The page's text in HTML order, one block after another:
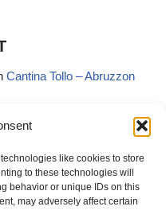
like cookies to store
to these technologies will
behavior or unique IDs on this
may adversely affect certain
Cantina Tollo – Abruzzon
Tollo – Abruzzon viinien
Ezquerro Vino de
Ezquerro Vino de